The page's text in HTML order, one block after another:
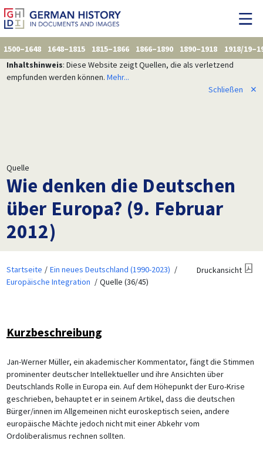
1500–1648 1648–1815 1815–1866 1866–1890 1890–1918
1918/
Inhaltshinweis: Diese Website zeigt Quellen, die als verletzend
empfunden werden können. Mehr...
Schließen
✕
Quelle
Wie denken die Deutschen
über Europa? (9. Februar
2012)
Startseite
Ein neues Deutschland (1990-2023)
Europäische Integration
Quelle (36/45)
Druckansicht
Kurzbeschreibung
Jan-Werner Müller, ein akademischer Kommentator, fängt die Stimmen
prominenter deutscher Intellektueller und ihre Ansichten über
Deutschlands Rolle in Europa ein. Auf dem Höhepunkt der Euro-Krise
geschrieben, behauptet er in seinem Artikel, dass die deutschen
Bürger/innen im Allgemeinen nicht euroskeptisch seien, andere
europäische Mächte jedoch nicht mit einer Abkehr vom
Ordoliberalismus rechnen sollten.